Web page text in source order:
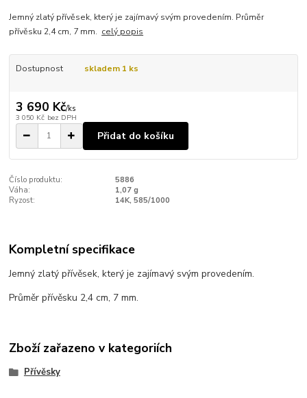
Jemný zlatý přívěsek, který je zajímavý svým provedením. Průměr
přívěsku 2,4 cm, 7 mm. celý popis
Dostupnost skladem 1 ks
3 690 Kč/ks
3 050 Kč bez DPH
Přidat do košíku
Číslo produktu:
5886
Váha:
1,07 g
Ryzost:
14K, 585/1000
Kompletní specifikace
Jemný zlatý přívěsek, který je zajímavý svým provedením.
Průměr přívěsku 2,4 cm, 7 mm.
Zboží zařazeno v kategoriích
Přívěsky